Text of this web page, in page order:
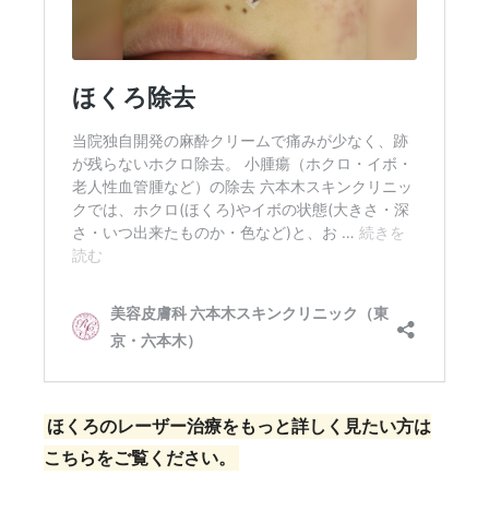
ほくろのレーザー治療をもっと詳しく見たい方は
こちらをご覧ください。